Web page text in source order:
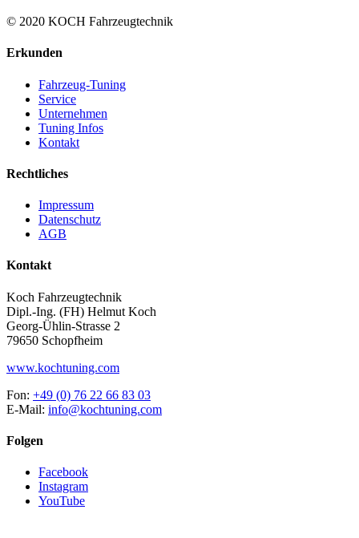
© 2020 KOCH Fahrzeugtechnik
Erkunden
Fahrzeug-Tuning
Service
Unternehmen
Tuning Infos
Kontakt
Rechtliches
Impressum
Datenschutz
AGB
Kontakt
Koch Fahrzeugtechnik
Dipl.-Ing. (FH) Helmut Koch
Georg-Ühlin-Strasse 2
79650 Schopfheim
www.kochtuning.com
Fon: +49 (0) 76 22 66 83 03
E-Mail: info@kochtuning.com
Folgen
Facebook
Instagram
YouTube